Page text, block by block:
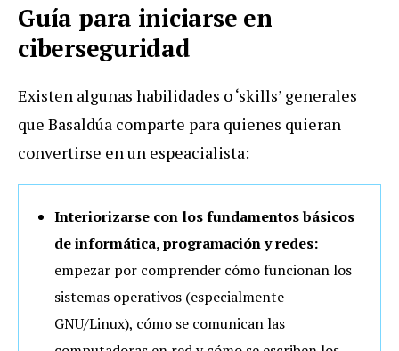
Guía para iniciarse en
ciberseguridad
Existen algunas habilidades o ‘skills’ generales
que Basaldúa comparte para quienes quieran
convertirse en un espeacialista:
Interiorizarse con los fundamentos básicos
de informática, programación y redes:
empezar por comprender cómo funcionan los
sistemas operativos (especialmente
GNU/Linux), cómo se comunican las